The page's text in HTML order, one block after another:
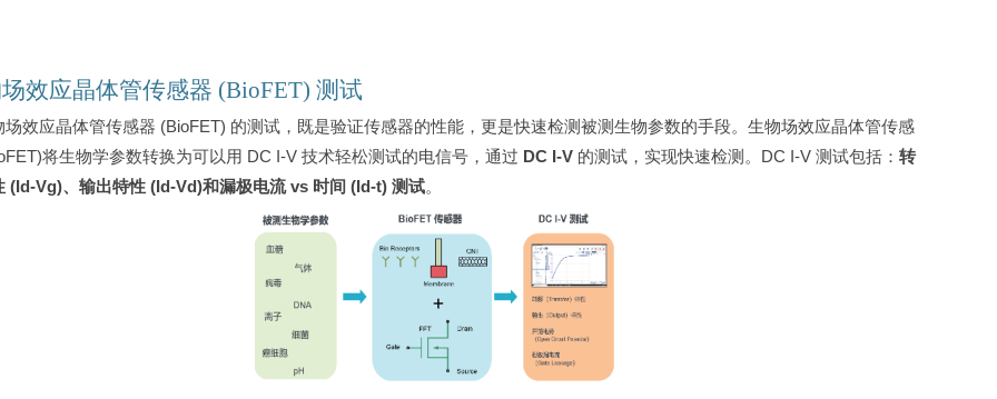
效应晶体管传感器 (BioFET) 测试
场效应晶体管传感器 (BioFET) 的测试，既是验证传感器的性能，更是快速检测被测生物参数的手段。生物场效应晶体管传感
将生物学参数转换为可以用 DC I-V 技术轻松测试的电信号，通过 DC I-V 的测试，实现快速检测。DC I-V 测试包括： 转
(Id-Vg)、输出特性 (Id-Vd)和漏极电流 vs 时间 (Id-t) 测试。